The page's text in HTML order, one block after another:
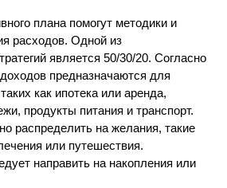
плана помогут методики и
расходов. Одной из
является 50/30/20. Согласно
предназначаются для
как ипотека или аренда,
продукты питания и транспорт.
распределить на желания, такие
или путешествия.
направить на накопления или